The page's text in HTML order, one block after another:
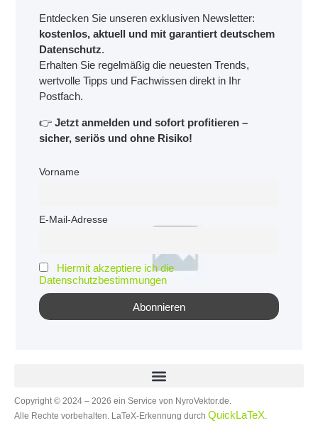
Entdecken Sie unseren exklusiven Newsletter:
kostenlos, aktuell und mit garantiert deutschem
Datenschutz.
Erhalten Sie regelmäßig die neuesten Trends,
wertvolle Tipps und Fachwissen direkt in Ihr
Postfach.
👉 Jetzt anmelden und sofort profitieren –
sicher, seriös und ohne Risiko!
Vorname
E-Mail-Adresse
Hiermit akzeptiere ich die
Datenschutzbestimmungen
Copyright © 2024 – 2026 ein Service von NyroVektor.de.
Alle Rechte vorbehalten. LaTeX-Erkennung durch QuickLaTeX.